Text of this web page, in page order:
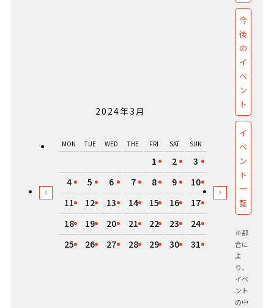
2024年3月
MON TUE WED THE FRI SAT SUN
1 2
3
4
5 6 7 8 9
10
11
12 13 14 15 16
17
18
19 20 21 22 23
24
25
26 27 28 29 30 31
今
後
の
イ
ベ
ン
ト
イ
ベ
ン
ト
一
覧
※都
合に
よ
り、
イベ
ント
の中